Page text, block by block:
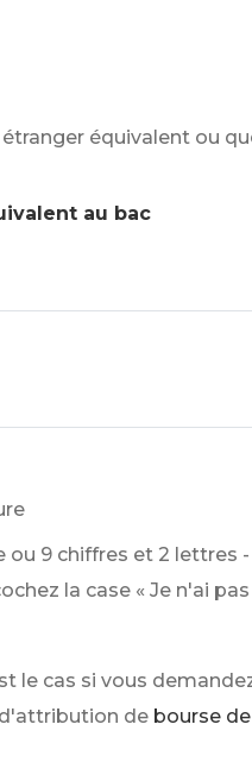
équivalent ou
au bac
9 chiffres et 2 lettres
la case « Je n'ai pas
le cas si vous
de bourse